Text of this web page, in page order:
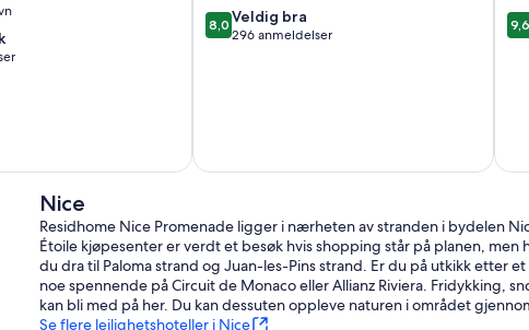
8.0
av
8,0 Veldig bra
296 anmeldelser
9.6
av
9,6
Nice
Residhome Nice Promenade ligger i nærheten av stranden i bydelen
Étoile kjøpesenter er verdt et besøk hvis shopping står på planen, men
du dra til Paloma strand og Juan-les-Pins strand. Er du på utkikk etter
noe spennende på Circuit de Monaco eller Allianz Riviera. Fridykking,
kan bli med på her. Du kan dessuten oppleve naturen i området
Se flere leilighetshoteller i Nice